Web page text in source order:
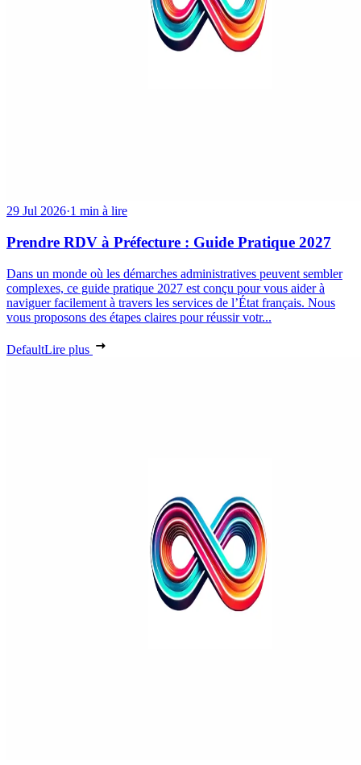
29 Jul 2026·1 min à lire
Prendre RDV à Préfecture : Guide Pratique 2027
Dans un monde où les démarches administratives peuvent sembler
complexes, ce guide pratique 2027 est conçu pour vous aider à
naviguer facilement à travers les services de l’État français. Nous
vous proposons des étapes claires pour réussir votr...
DefaultLire plus